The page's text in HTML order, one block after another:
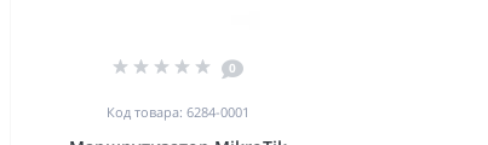
0
Код товара: 6284-0001